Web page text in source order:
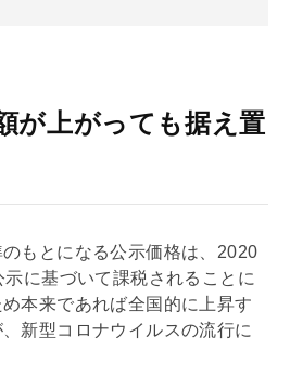
が上がっても据え置
もとになる公示価格は、2020
示に基づいて課税されることに
本来であれば全国的に上昇す
新型コロナウイルスの流行に